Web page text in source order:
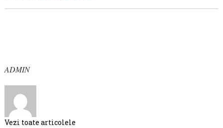
ADMIN
Vezi toate articolele